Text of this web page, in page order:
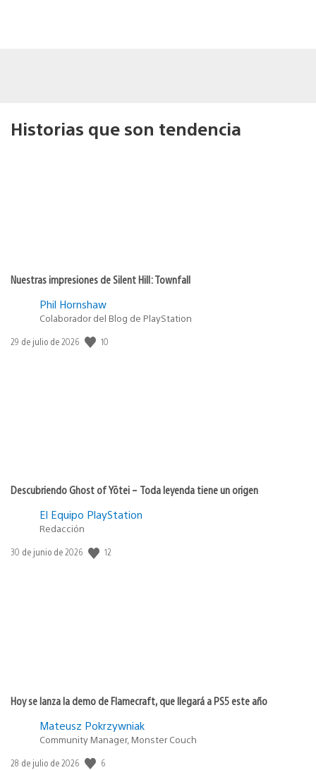
Historias que son tendencia
Nuestras impresiones de Silent Hill: Townfall
Phil Hornshaw
Colaborador del Blog de PlayStation
Fecha
29 de julio de 2026 10
Descubriendo Ghost of Yōtei – Toda leyenda tiene un origen
El Equipo PlayStation
Redacción
Fecha
30 de junio de 2026 12
Hoy se lanza la demo de Flamecraft, que llegará a PS5 este año
Mateusz Pokrzywniak
Community Manager, Monster Couch
Fecha
28 de julio de 2026 6